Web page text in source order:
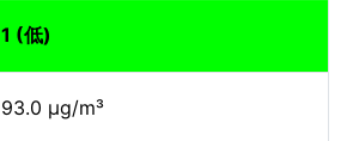
1 (低)
93.0 µg/m³